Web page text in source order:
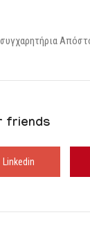
friends
Linkedin